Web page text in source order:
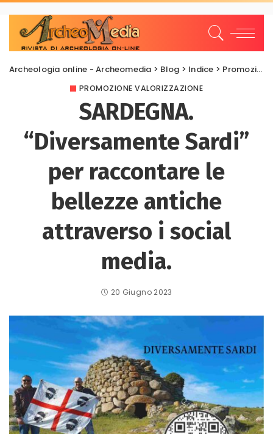
Archeologia online - Archeomedia > Blog > Indice > Promozione Valorizzazione
PROMOZIONE VALORIZZAZIONE
SARDEGNA.
“Diversamente Sardi”
per raccontare le
bellezze antiche
attraverso i social
media.
20 Giugno 2023